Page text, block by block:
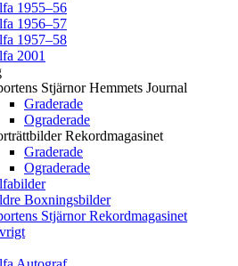
1955–56
1956–57
1957–58
2001
Stjärnor Hemmets Journal
Graderade
Ograderade
Rekordmagasinet
Graderade
Ograderade
Boxningsbilder
Stjärnor Rekordmagasinet